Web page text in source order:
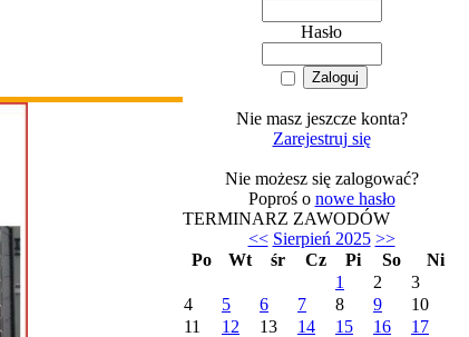
Hasło
Nie masz jeszcze konta?
Zarejestruj się
Nie możesz się zalogować?
Poproś o nowe hasło
TERMINARZ ZAWODÓW
<< Sierpień 2025 >>
Po
Wt śr Cz Pi So
Ni
1
2
3
4
5 6 7 8 9
10
11
12 13 14 15 16
17